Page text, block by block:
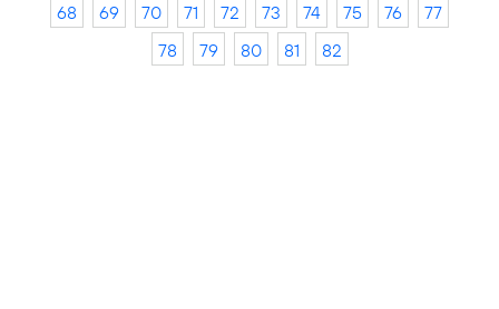
68
69 70 71 72 73 74 75 76
77
78
79 80 81 82